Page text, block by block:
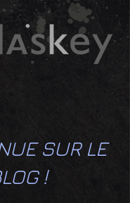
SUR LE
!